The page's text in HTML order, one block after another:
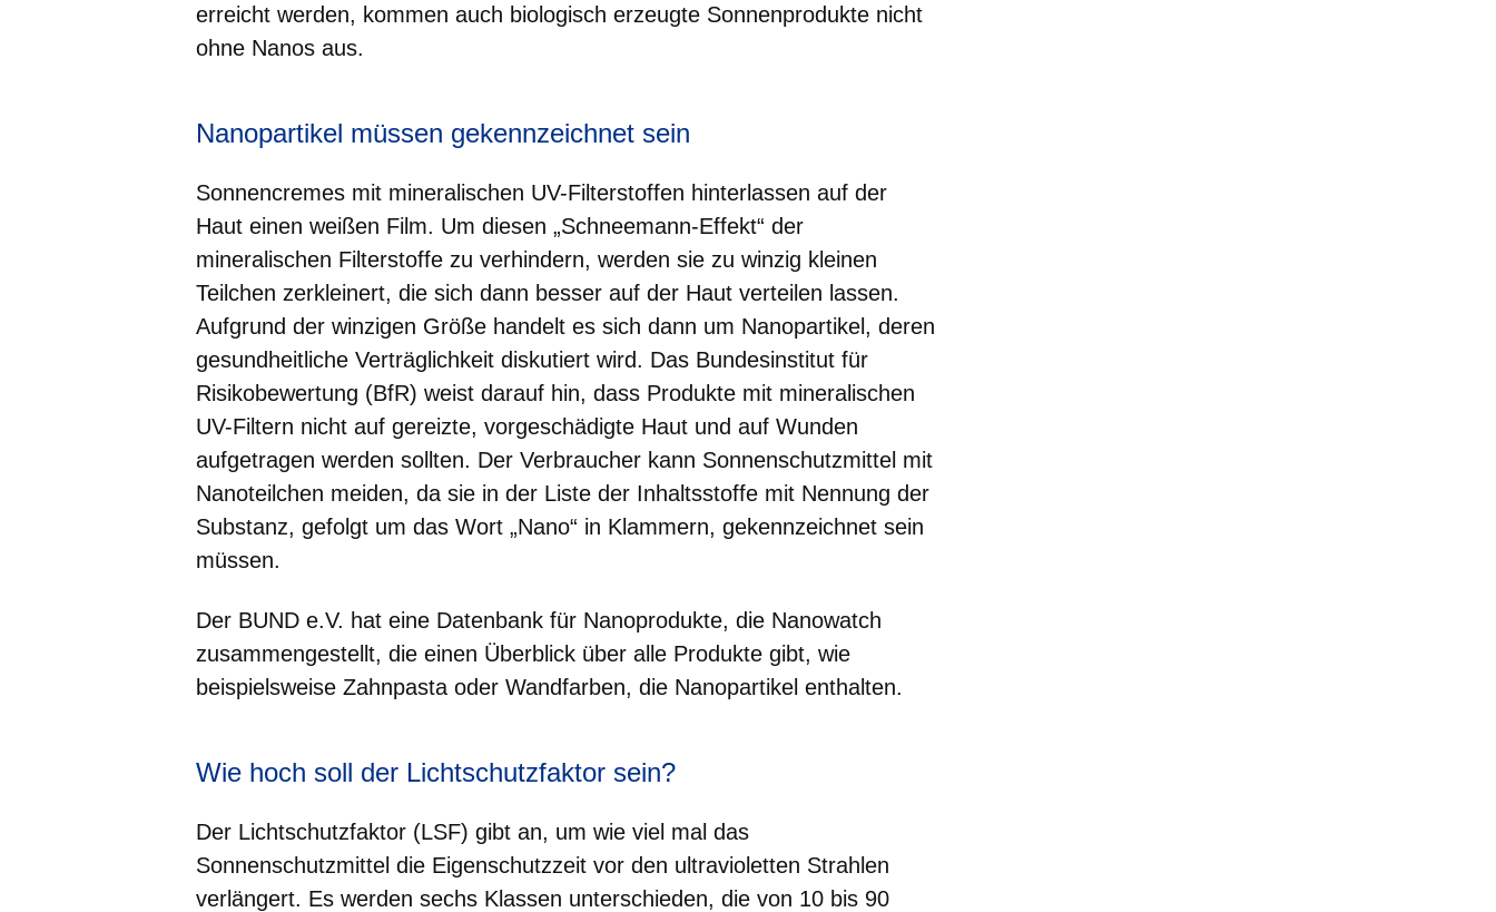
erreicht werden, kommen auch biologisch erzeugte Sonnenprodukte nicht
ohne Nanos aus.
Nanopartikel müssen gekennzeichnet sein
Sonnencremes mit mineralischen UV-Filterstoffen hinterlassen auf der
Haut einen weißen Film. Um diesen „Schneemann-Effekt“ der
mineralischen Filterstoffe zu verhindern, werden sie zu winzig kleinen
Teilchen zerkleinert, die sich dann besser auf der Haut verteilen lassen.
Aufgrund der winzigen Größe handelt es sich dann um Nanopartikel, deren
gesundheitliche Verträglichkeit diskutiert wird. Das Bundesinstitut für
Risikobewertung (BfR) weist darauf hin, dass Produkte mit mineralischen
UV-Filtern nicht auf gereizte, vorgeschädigte Haut und auf Wunden
aufgetragen werden sollten. Der Verbraucher kann Sonnenschutzmittel mit
Nanoteilchen meiden, da sie in der Liste der Inhaltsstoffe mit Nennung der
Substanz, gefolgt um das Wort „Nano“ in Klammern, gekennzeichnet sein
müssen.
Der BUND e.V. hat eine Datenbank für Nanoprodukte, die Nanowatch
zusammengestellt, die einen Überblick über alle Produkte gibt, wie
beispielsweise Zahnpasta oder Wandfarben, die Nanopartikel enthalten.
Wie hoch soll der Lichtschutzfaktor sein?
Der Lichtschutzfaktor (LSF) gibt an, um wie viel mal das
Sonnenschutzmittel die Eigenschutzzeit vor den ultravioletten Strahlen
verlängert. Es werden sechs Klassen unterschieden, die von 10 bis 90